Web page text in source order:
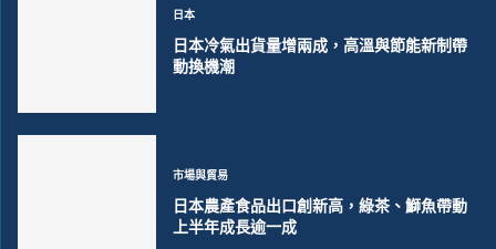
日本
日本冷氣出貨量增兩成，高溫與節能新制帶
動換機潮
市場與貿易
日本農產食品出口創新高，綠茶、鰤魚帶動
上半年成長逾一成